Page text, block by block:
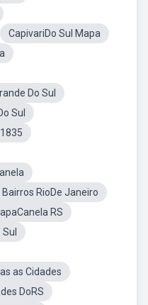
CapivariDo Sul Mapa
Do Sul
Sul
Bairros RioDe Janeiro
RS
as Cidades
DoRS